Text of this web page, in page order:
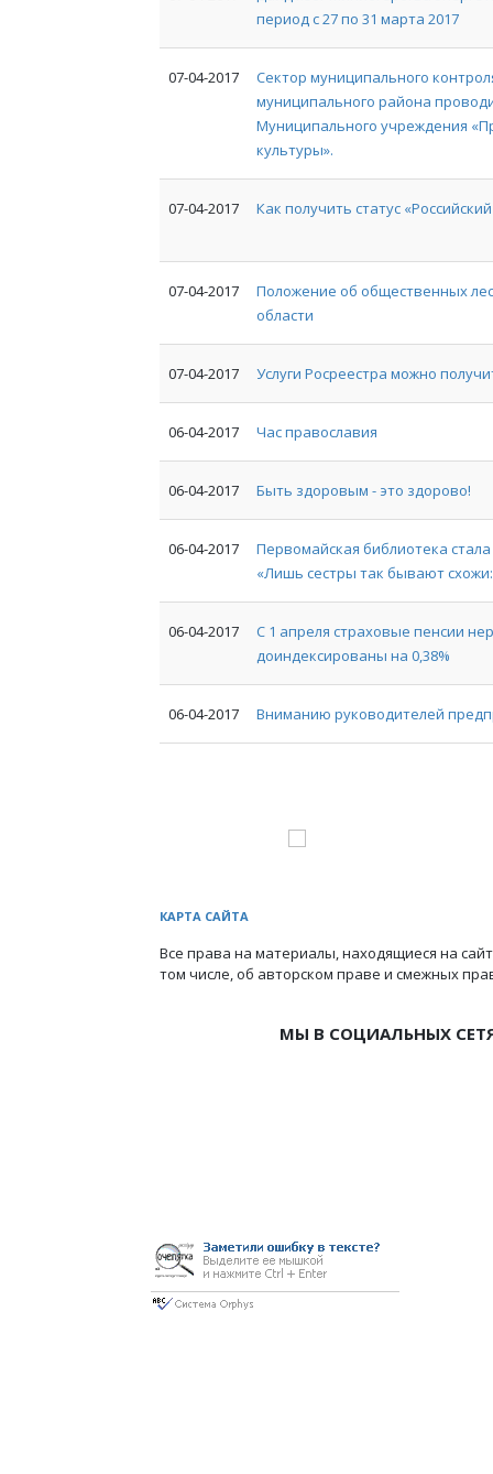
период с 27 по 31 марта 2017
07-04-2017
Сектор муниципального
муниципального района
Муниципального учреждения
культуры».
07-04-2017 Как получить статус
07-04-2017
Положение об общественных
области
07-04-2017 Услуги Росреестра можно
06-04-2017 Час православия
06-04-2017 Быть здоровым - это здорово!
06-04-2017
Первомайская библиотека
«Лишь сестры так бывают схожи:
06-04-2017
С 1 апреля страховые пенсии
доиндексированы на 0,38%
06-04-2017 Вниманию руководителей
КАРТА САЙТА
Все права на материалы, находящиеся на
том числе, об авторском праве и смежных
МЫ В СОЦИАЛЬНЫХ